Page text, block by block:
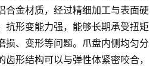
合金材质，经过精细加工与表面硬
抗形变能力强，能够长期承受扭矩
损、变形等问题。爪盘内侧均匀分
形结构可以与弹性体紧密咬合，